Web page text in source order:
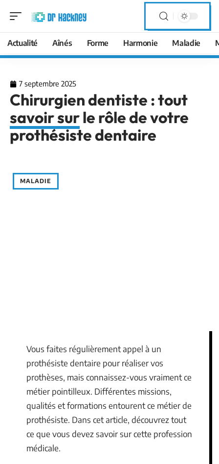
Actualité Aînés Forme Harmonie Maladie
7 septembre 2025
Chirurgien dentiste : tout
savoir sur le rôle de votre
prothésiste dentaire
MALADIE
Vous faites régulièrement appel à un
prothésiste dentaire pour réaliser vos
prothèses, mais connaissez-vous vraiment ce
métier pointilleux. Différentes missions,
qualités et formations entourent ce métier de
prothésiste. Dans cet article, découvrez tout
ce que vous devez savoir sur cette profession
médicale.